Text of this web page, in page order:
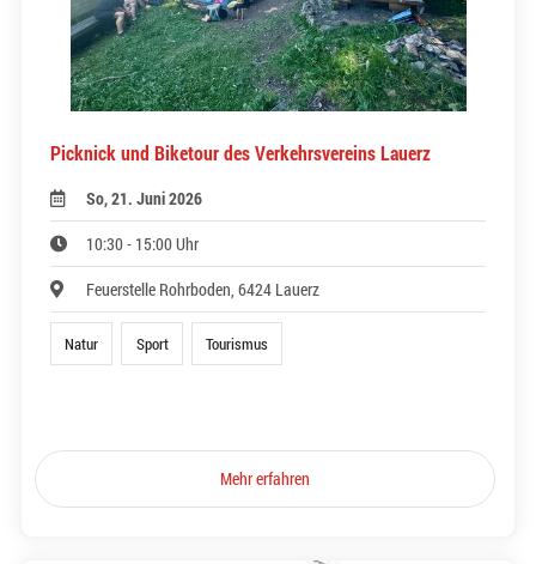
Picknick und Biketour des Verkehrsvereins Lauerz
So, 21. Juni 2026
10:30 - 15:00 Uhr
Feuerstelle Rohrboden, 6424 Lauerz
Natur Sport Tourismus
Mehr erfahren